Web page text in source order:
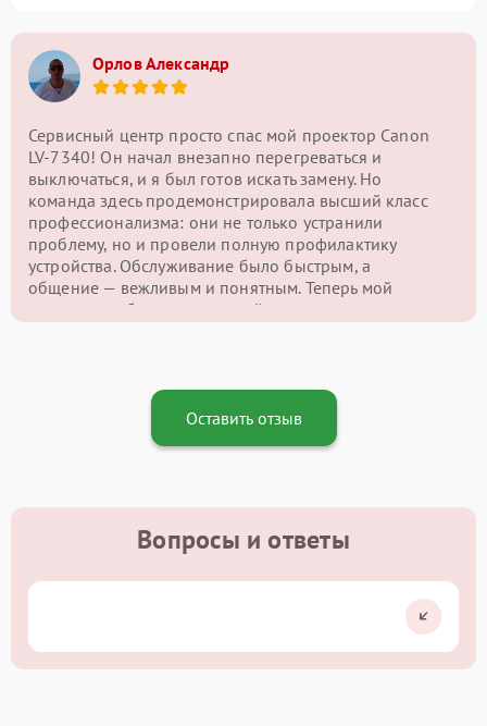
Орлов Александр
Сервисный центр просто спас мой проектор Canon
LV-7340! Он начал внезапно перегреваться и
выключаться, и я был готов искать замену. Но
команда здесь продемонстрировала высший класс
профессионализма: они не только устранили
проблему, но и провели полную профилактику
устройства. Обслуживание было быстрым, а
общение — вежливым и понятным. Теперь мой
проектор работает как новый, и я с уверенностью
Оставить отзыв
Вопросы и ответы